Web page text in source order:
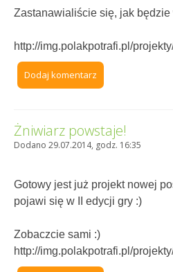
Zastanawialiście się, jak będzie
http://img.polakpotrafi.pl/
Dodaj komentarz
Żniwiarz powstaje!
Dodano 29.07.2014, godz. 16:35
Gotowy jest już projekt nowej
pojawi się w II edycji gry :)
Zobaczcie sami :)
http://img.polakpotrafi.pl/